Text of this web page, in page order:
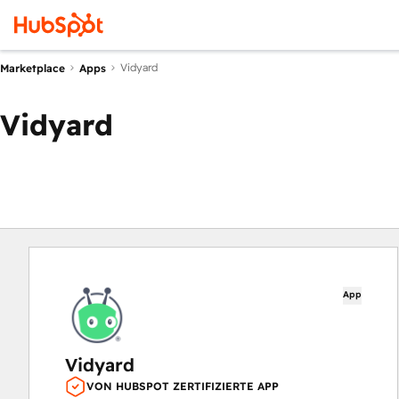
Marketplace Apps Vidyard
Vidyard
App
Vidyard
VON HUBSPOT ZERTIFIZIERTE APP